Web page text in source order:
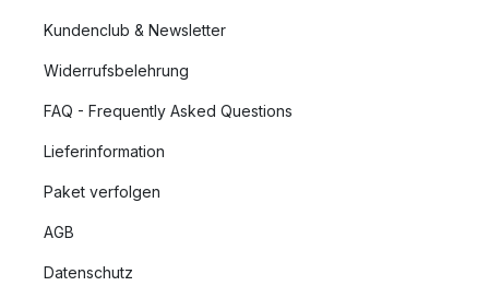
Kundenclub & Newsletter
Widerrufsbelehrung
FAQ - Frequently Asked Questions
Lieferinformation
Paket verfolgen
AGB
Datenschutz